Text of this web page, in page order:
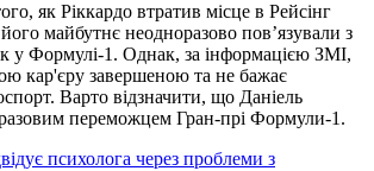
як Ріккардо втратив місце в Рейсінг
майбутнє неодноразово пов’язували з
у Формулі-1. Однак, за інформацією ЗМІ,
кар'єру завершеною та не бажає
Варто відзначити, що Даніель
переможцем Гран-прі Формули-1.
психолога через проблеми з